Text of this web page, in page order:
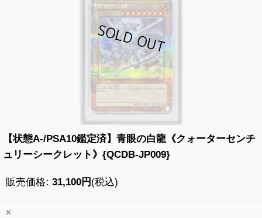
【状態A-/PSA10鑑定済】青眼の白龍《クォーターセンチ
ュリーシークレット》{QCDB-JP009}
販売価格: 31,100円 (税込)
×